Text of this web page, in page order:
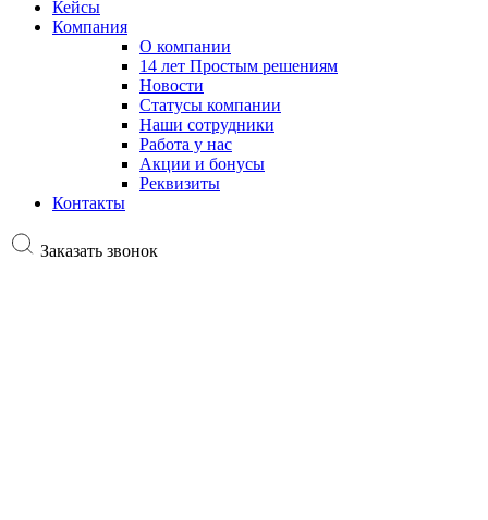
Кейсы
Компания
О компании
14 лет Простым решениям
Новости
Статусы компании
Наши сотрудники
Работа у нас
Акции и бонусы
Реквизиты
Контакты
Заказать звонок